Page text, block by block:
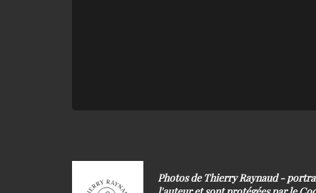
Photos de Thierry Raynaud -